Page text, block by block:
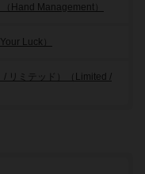
Hand Management）
Luck）
/ リミテッド）（Limited /